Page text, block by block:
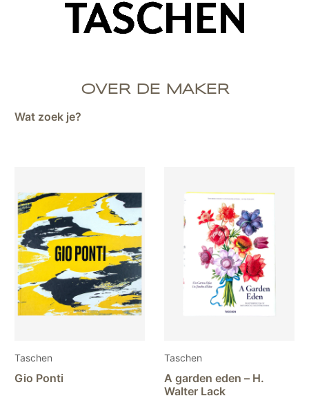
OVER DE MAKER
Taschen
Gio Ponti
Taschen
A garden eden – H.
Walter Lack
Wat zoek je?